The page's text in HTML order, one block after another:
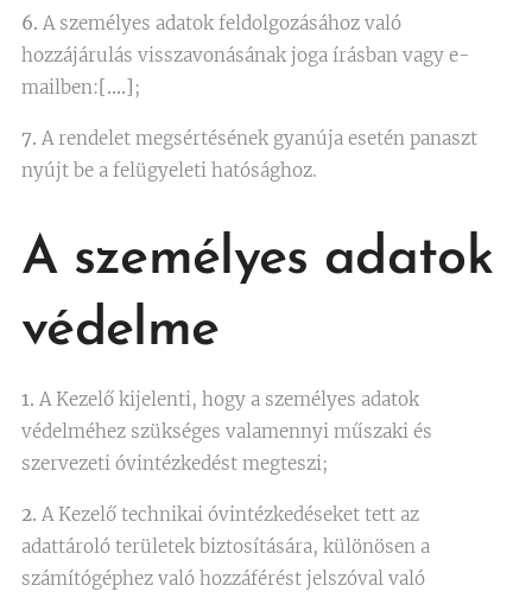
6. A személyes adatok feldolgozásához való
hozzájárulás visszavonásának joga írásban vagy e-
mailben:[….] ;
7. A rendelet megsértésének gyanúja esetén panaszt
nyújt be a felügyeleti hatósághoz.
A személyes adatok
védelme
1. A Kezelő kijelenti, hogy a személyes adatok
védelméhez szükséges valamennyi műszaki és
szervezeti óvintézkedést megteszi;
2. A Kezelő technikai óvintézkedéseket tett az
adattároló területek biztosítására, különösen a
számítógéphez való hozzáférést jelszóval való